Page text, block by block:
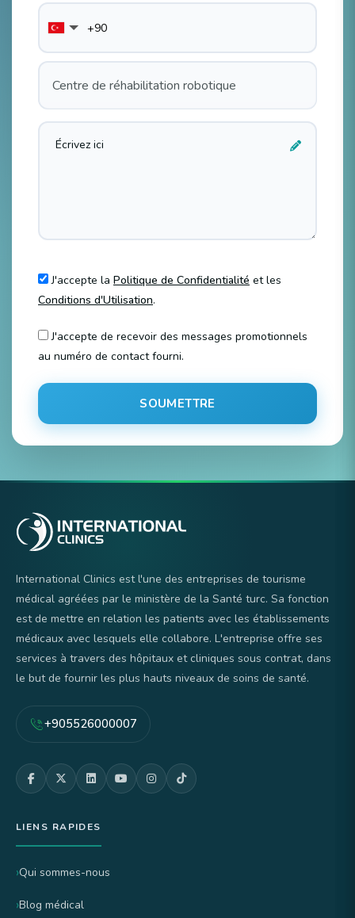
Centre de réhabilitation robotique
J'accepte la Politique de Confidentialité et les
Conditions d'Utilisation.
J'accepte de recevoir des messages promotionnels
au numéro de contact fourni.
SOUMETTRE
International Clinics est l'une des entreprises de tourisme
médical agréées par le ministère de la Santé turc. Sa fonction
est de mettre en relation les patients avec les établissements
médicaux avec lesquels elle collabore. L'entreprise offre ses
services à travers des hôpitaux et cliniques sous contrat, dans
le but de fournir les plus hauts niveaux de soins de santé.
+905526000007
LIENS RAPIDES
Qui sommes-nous
Blog médical